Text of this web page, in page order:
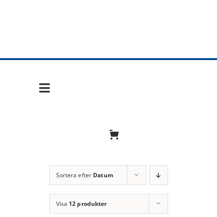
Toggle
Jobba hos oss
Bli återförsäljare
Sortera efter Datum
Visa 12 produkter